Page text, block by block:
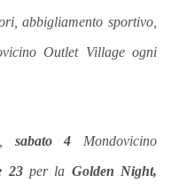
abbigliamento sportivo,
Outlet Village ogni
sabato 4 Mondovicino
23per la Golden Night,